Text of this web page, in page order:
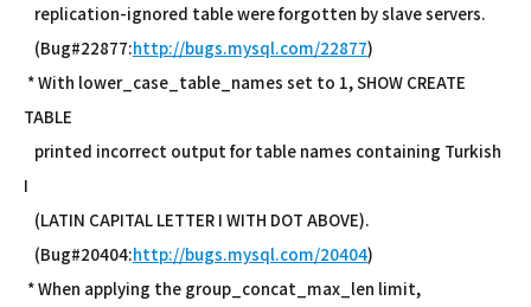
replication-ignored table were forgotten by slave servers.
(Bug#22877:http://bugs.mysql.com/22877)
* With lower_case_table_names set to 1, SHOW CREATE
TABLE
printed incorrect output for table names containing Turkish
I
(LATIN CAPITAL LETTER I WITH DOT ABOVE).
(Bug#20404:http://bugs.mysql.com/20404)
* When applying the group_concat_max_len limit,